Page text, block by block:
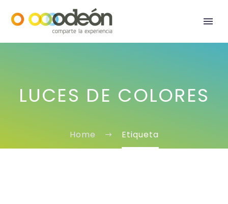
LUCES DE COLORES
Home Etiqueta